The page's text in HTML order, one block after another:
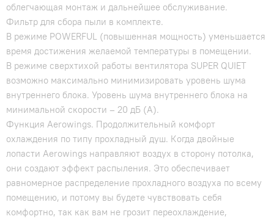
облегчающая монтаж и дальнейшее обслуживание.
Фильтр для сбора пыли в комплекте.
В режиме POWERFUL (повышенная мощность) уменьшается
время достижения желаемой температуры в помещении.
В режиме сверхтихой работы вентилятора SUPER QUIET
возможно максимально минимизировать уровень шума
внутреннего блока. Уровень шума внутреннего блока на
минимальной скорости – 20 дБ (А).
Функция Aerowings. Продолжительный комфорт
охлаждения по типу прохладный душ. Когда двойные
лопасти Aerowings направляют воздух в сторону потолка,
они создают эффект распыления. Это обеспечивает
равномерное распределение прохладного воздуха по всему
помещению, и потому вы будете чувствовать себя
комфортно, так как вам не грозит переохлаждение,